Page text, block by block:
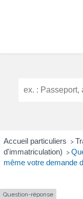
Accueil particuliers >
d'immatriculation) >
même votre demande
Question-réponse